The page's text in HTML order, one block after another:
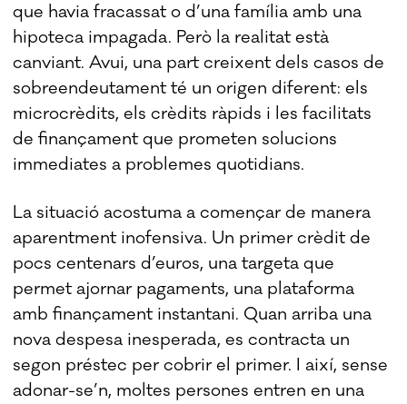
que havia fracassat o d’una família amb una
hipoteca impagada. Però la realitat està
canviant. Avui, una part creixent dels casos de
sobreendeutament té un origen diferent: els
microcrèdits, els crèdits ràpids i les facilitats
de finançament que prometen solucions
immediates a problemes quotidians.
La situació acostuma a començar de manera
aparentment inofensiva. Un primer crèdit de
pocs centenars d’euros, una targeta que
permet ajornar pagaments, una plataforma
amb finançament instantani. Quan arriba una
nova despesa inesperada, es contracta un
segon préstec per cobrir el primer. I així, sense
adonar-se’n, moltes persones entren en una